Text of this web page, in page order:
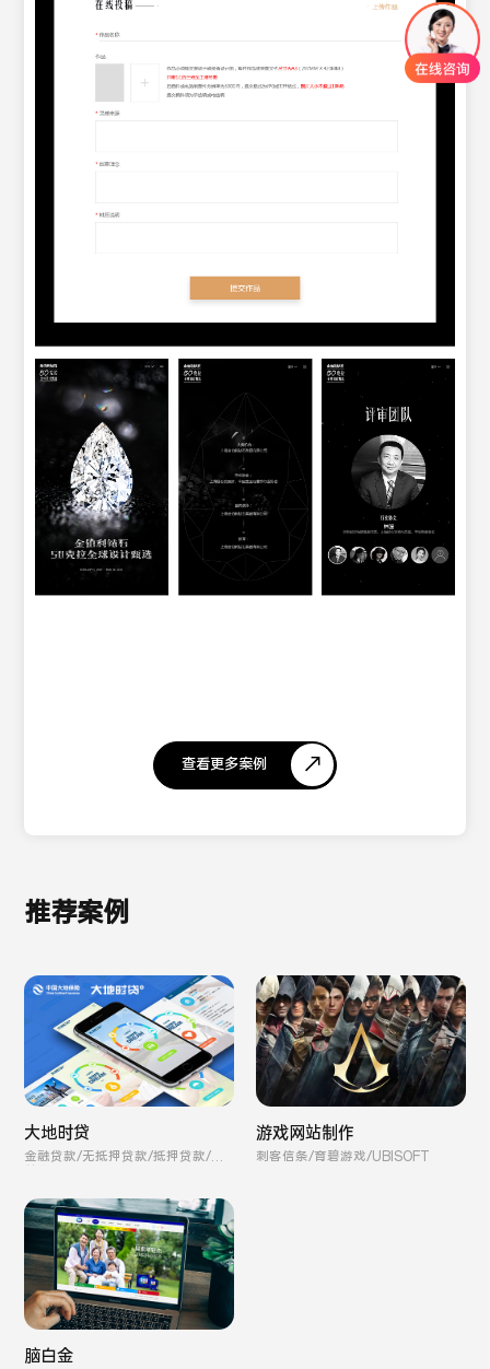
查看更多案例
推荐案例
大地时贷
金融贷款/无抵押贷款/抵押贷款/保
游戏网站制作
刺客信条/育碧游戏/UBISOFT
脑白金